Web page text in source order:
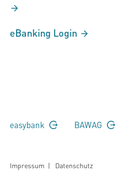
eBanking Login
easybank BAWAG
Impressum | Datenschutz